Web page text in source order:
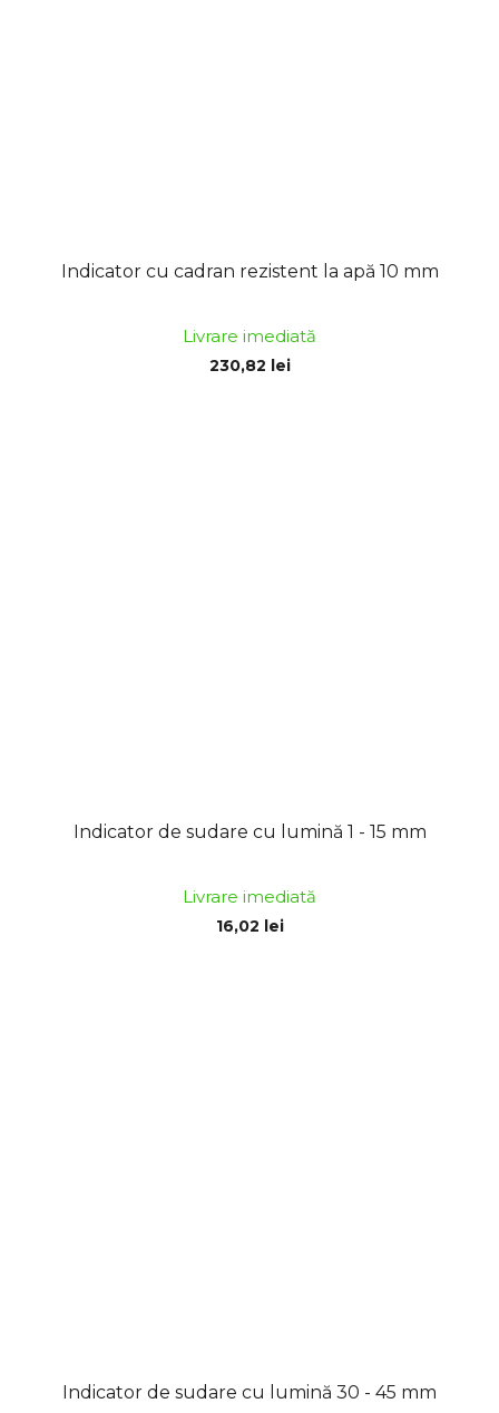
Indicator cu cadran rezistent la apă 10 mm
Livrare imediată
230,82 lei
Indicator de sudare cu lumină 1 - 15 mm
Livrare imediată
16,02 lei
Indicator de sudare cu lumină 30 - 45 mm